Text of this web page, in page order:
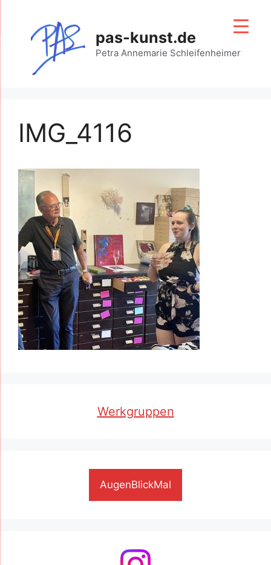
springen
pas-kunst.de
Petra Annemarie Schleifenheimer
IMG_4116
Werkgruppen
AugenBlickMal